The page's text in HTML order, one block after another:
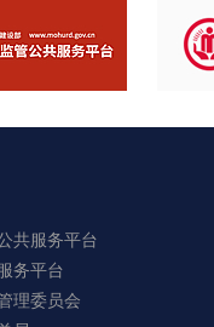
共服务平台
务平台
理委员会